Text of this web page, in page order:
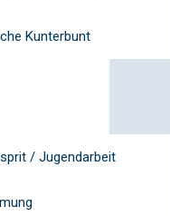
Kunterbunt
/ Jugendarbeit